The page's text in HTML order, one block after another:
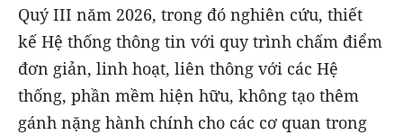
Quý III năm 2026, trong đó nghiên cứu, thiết
kế Hệ thống thông tin với quy trình chấm điểm
đơn giản, linh hoạt, liên thông với các Hệ
thống, phần mềm hiện hữu, không tạo thêm
gánh nặng hành chính cho các cơ quan trong